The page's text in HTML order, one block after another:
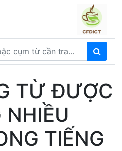
TỪ ĐƯỢC
TIẾNG